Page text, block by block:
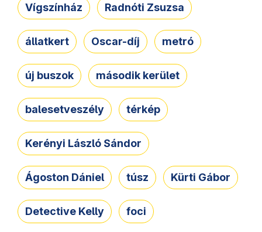
Vígszínház Radnóti Zsuzsa
állatkert Oscar-díj metró
új buszok második kerület
balesetveszély térkép
Kerényi László Sándor
Ágoston Dániel túsz Kürti Gábor
Detective Kelly foci